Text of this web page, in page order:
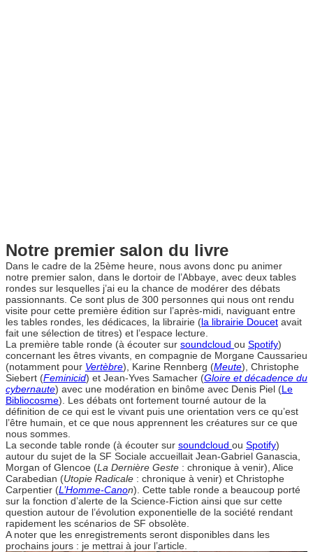
Notre premier salon du livre
Dans le cadre de la 25ème heure, nous avons donc pu animer
notre premier salon, dans le dortoir de l’Abbaye, avec deux tables
rondes sur lesquelles j’ai eu la chance de modérer des débats
passionnants. Ce sont plus de 300 personnes qui nous ont rendu
visite pour cette première édition sur l’après-midi, naviguant entre
les tables rondes, les dédicaces, la librairie (la librairie Doucet avait
fait une sélection de titres) et l’espace lecture.
La première table ronde (à écouter sur soundcloud ou Spotify)
concernant les êtres vivants, en compagnie de Morgane Caussarieu
(notamment pour Vertèbre), Karine Rennberg (Meute), Christophe
Siebert (Feminicid) et Jean-Yves Samacher (Gloire et décadence du
cybernaute) avec une modération en binôme avec Denis Piel (Le
Bibliocosme). Les débats ont fortement tourné autour de la
définition de ce qui est le vivant puis une orientation vers ce qu’est
l’être humain, et ce que nous apprennent les créatures sur ce que
nous sommes.
La seconde table ronde (à écouter sur soundcloud ou Spotify)
autour du sujet de la SF Sociale accueillait Jean-Gabriel Ganascia,
Morgan of Glencoe (La Dernière Geste : chronique à venir), Alice
Carabedian (Utopie Radicale : chronique à venir) et Christophe
Carpentier (L’Homme-Canon). Cette table ronde a beaucoup porté
sur la fonction d’alerte de la Science-Fiction ainsi que sur cette
question autour de l’évolution exponentielle de la société rendant
rapidement les scénarios de SF obsolète.
A noter que les enregistrements seront disponibles dans les
prochains jours : je mettrai à jour l’article.